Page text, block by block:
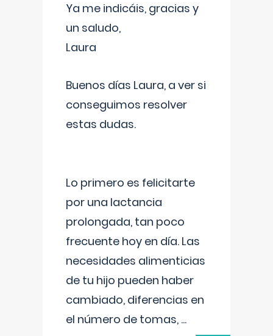
Ya me indicáis, gracias y
un saludo,
Laura
Buenos días Laura, a ver si
conseguimos resolver
estas dudas.
Lo primero es felicitarte
por una lactancia
prolongada, tan poco
frecuente hoy en día. Las
necesidades alimenticias
de tu hijo pueden haber
cambiado, diferencias en
el número de tomas, ...